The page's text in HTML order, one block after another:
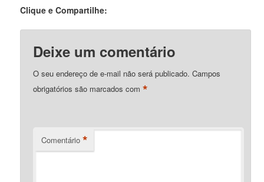
Clique e Compartilhe:
Deixe um comentário
O seu endereço de e-mail não será publicado. Campos
obrigatórios são marcados com*
Comentário *